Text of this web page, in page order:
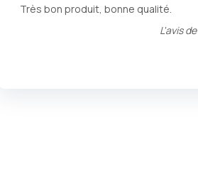
Très bon produit, bonne qualité.
L'avis de